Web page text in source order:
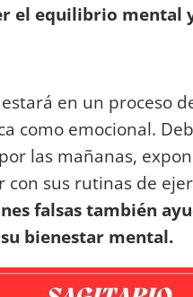
el equilibrio mental
en un proceso
como emocional.
las mañanas,
con sus rutinas de
falsas también
bienestar mental.